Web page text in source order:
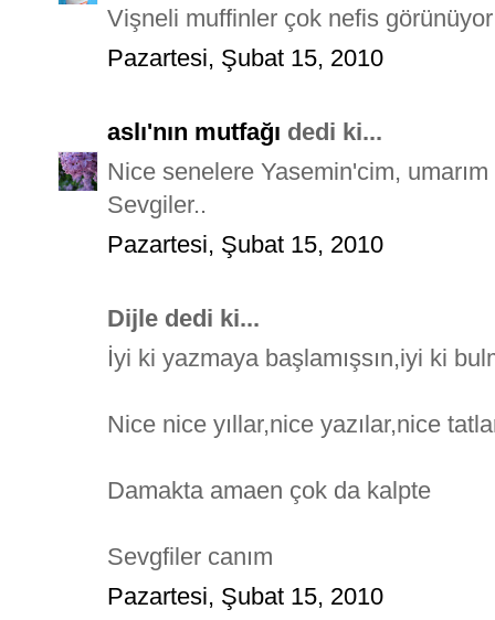
Vişneli muffinler çok nefis
Pazartesi, Şubat 15, 2010
aslı'nın mutfağı dedi ki...
Nice senelere Yasemin'cim,
Sevgiler..
Pazartesi, Şubat 15, 2010
Dijle dedi ki...
İyi ki yazmaya başlamışsın,iyi ki
Nice nice yıllar,nice yazılar,nice
Damakta amaen çok da kalpte
Sevgfiler canım
Pazartesi, Şubat 15, 2010